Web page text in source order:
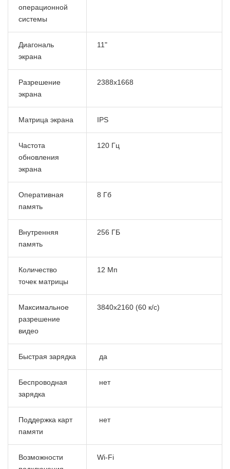
операционной
системы
Диагональ
экрана
11"
Разрешение
экрана
2388x1668
Матрица экрана IPS
Частота
обновления
экрана
120 Гц
Оперативная
память
8 Гб
Внутренняя
память
256 ГБ
Количество
точек матрицы
12 Мп
Максимальное
разрешение
видео
3840x2160 (60 к/с)
Быстрая зарядка да
Беспроводная
зарядка
нет
Поддержка карт
памяти
нет
Возможности
Wi-Fi